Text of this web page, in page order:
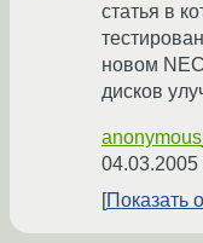
статья в
новом
дисков
04.03.2005
Показать